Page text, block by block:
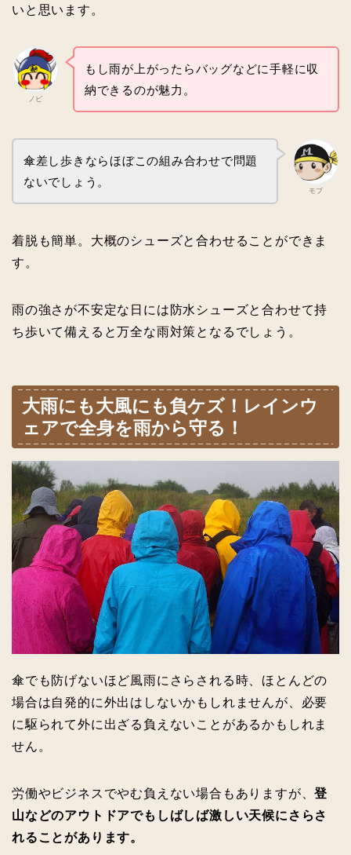
いと思います。
ノビ
もし雨が上がったらバッグなどに手軽に収
納できるのが魅力。
モブ
傘差し歩きならほぼこの組み合わせで問題
ないでしょう。
着脱も簡単。大概のシューズと合わせることができま
す。
雨の強さが不安定な日には防水シューズと合わせて持
ち歩いて備えると万全な雨対策となるでしょう。
大雨にも大風にも負ケズ！レインウ
ェアで全身を雨から守る！
傘でも防げないほど風雨にさらされる時、ほとんどの
場合は自発的に外出はしないかもしれませんが、必要
に駆られて外に出ざる負えないことがあるかもしれま
せん。
労働やビジネスでやむ負えない場合もありますが、登
山などのアウトドアでもしばしば激しい天候にさらさ
れることがあります。